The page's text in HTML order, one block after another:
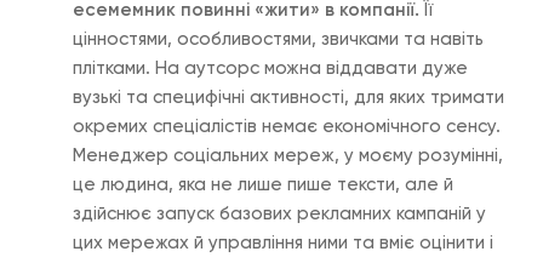
есемемник повинні «жити» в компанії. Її
цінностями, особливостями, звичками та навіть
плітками. На аутсорс можна віддавати дуже
вузькі та специфічні активності, для яких тримати
окремих спеціалістів немає економічного сенсу.
Менеджер соціальних мереж, у моєму розумінні,
це людина, яка не лише пише тексти, але й
здійснює запуск базових рекламних кампаній у
цих мережах й управління ними та вміє оцінити і